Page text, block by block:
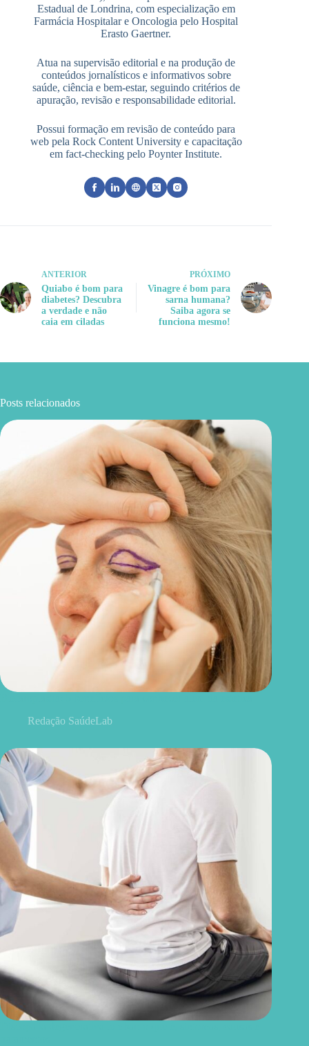
Estadual de Londrina, com especialização em
Farmácia Hospitalar e Oncologia pelo Hospital
Erasto Gaertner.
Atua na supervisão editorial e na produção de
conteúdos jornalísticos e informativos sobre
saúde, ciência e bem-estar, seguindo critérios de
apuração, revisão e responsabilidade editorial.
Possui formação em revisão de conteúdo para
web pela Rock Content University e capacitação
em fact-checking pelo Poynter Institute.
ANTERIOR
Quiabo é bom para
diabetes? Descubra
a verdade e não
caia em ciladas
PRÓXIMO
Vinagre é bom para
sarna humana?
Saiba agora se
funciona mesmo!
Posts relacionados
Redação SaúdeLab